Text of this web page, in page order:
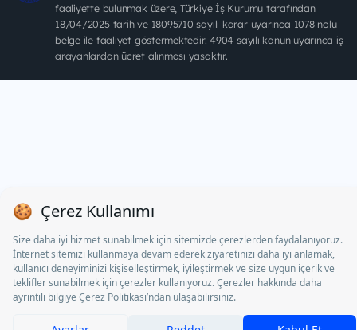
faaliyette bulunmak üzere, Türkiye İş Kurumu tarafından
18/04/2025 tarih ve 18095710 sayılı karar uyarınca 1078 nolu
belge ile faaliyet göstermektedir. 4904 sayılı kanun uyarınca iş
arayanlardan ücret alınması yasaktır.